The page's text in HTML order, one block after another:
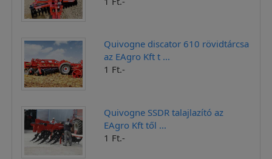
Quivogne discator 610 rövidtárcsa
az EAgro Kft t ...
1 Ft.-
Quivogne SSDR talajlazító az
EAgro Kft től ...
1 Ft.-